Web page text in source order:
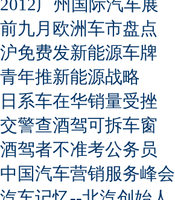
2012广州国际汽车展
前九月欧洲车市盘点
沪免费发新能源车牌
青年推新能源战略
日系车在华销量受挫
交警查酒驾可拆车窗
酒驾者不准考公务员
中国汽车营销服务峰会